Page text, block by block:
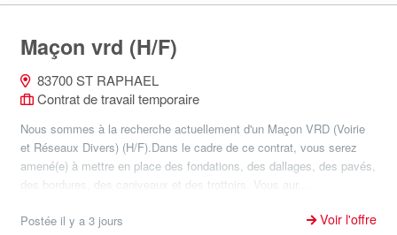
Maçon vrd (H/F)
83700 ST RAPHAEL
Contrat de travail temporaire
Nous sommes à la recherche actuellement d'un Maçon VRD (Voirie
et Réseaux Divers) (H/F).Dans le cadre de ce contrat, vous serez
amené(e) à mettre en place des fondations, des dallages, des pavés,
des bordures, des caniveaux et des trottoirs. Vous aur...
Postée il y a 3 jours Voir l'offre